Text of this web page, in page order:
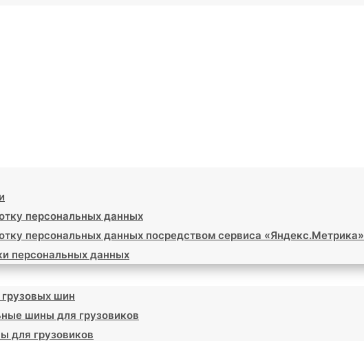
персональных данных
персональных данных посредством сервиса «Яндекс.Метрика»
персональных данных
шин
шины для грузовиков
для грузовиков